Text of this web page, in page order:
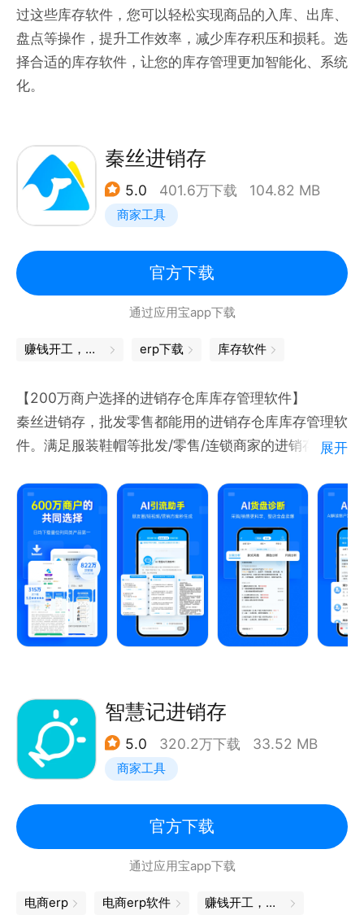
过这些库存软件，您可以轻松实现商品的入库、出库、
盘点等操作，提升工作效率，减少库存积压和损耗。选
择合适的库存软件，让您的库存管理更加智能化、系统
化。
秦丝进销存
5.0 401.6万下载 104.82 MB
商家工具
官方下载
通过应用宝app下载
赚钱开工，先装商家版App erp下载 库存软件
【200万商户选择的进销存仓库库存管理软件】
秦丝进销存，批发零售都能用的进销存仓库库存管理软
件。满足服装鞋帽等批发/零售/连锁商家的进销存管
随地管仓库库存、管账、管销售、管店铺。
【核心功能】
进销存管理、仓库库存管理、AI超级店助、库存盘点、
出库入库管理、收银开单、记账对账、采购进货、客户
供应商管理、多门店店铺管理。 全面的仓库管理、进
销存、财务管理系统，丰富的业绩财务报表等。
-聚合AI入库（3秒录入上千商品）、AI引流助手（每
天轻松引流10+客人到店）、AI搭配（每天轻松引流
10+客人到店）、AI模特（每天轻松引流10+客人到
店），AI货盘诊断（科学采购/销售，打造畅销货
慧经营的核心功能
【数据协同，方便管理】
- 支持电脑、平板、手机全平台系统，数据云端实时同
展开
智慧记进销存
5.0 320.2万下载 33.52 MB
商家工具
官方下载
通过应用宝app下载
电商erp 电商erp软件 赚钱开工，先装商家版App